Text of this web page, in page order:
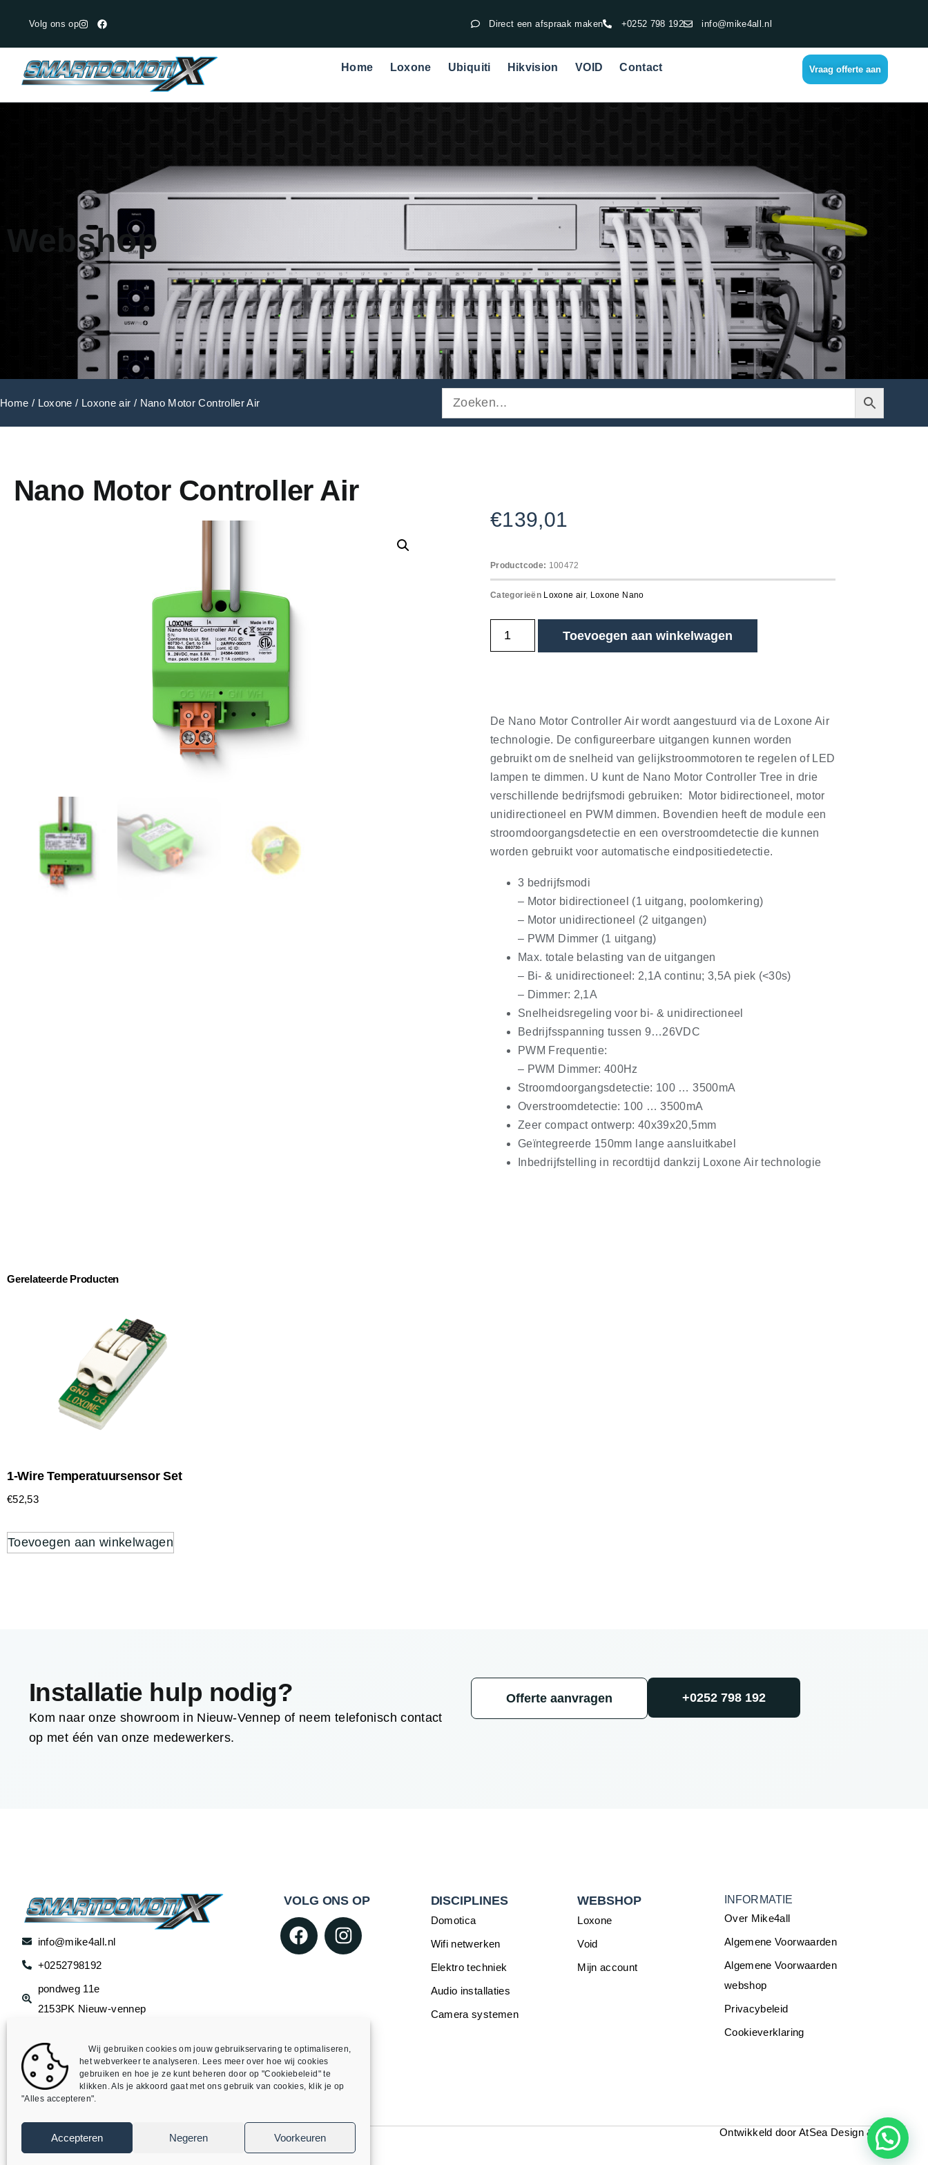
Wij gebruiken cookies om jouw gebruikservaring te optimaliseren,
het webverkeer te analyseren. Lees meer over hoe wij cookies
gebruiken en hoe je ze kunt beheren door op "Cookiebeleid" te
klikken. Als je akkoord gaat met ons gebruik van cookies, klik je op
"Alles accepteren".
Accepteren Negeren Voorkeuren
Volg ons op Direct een afspraak maken +0252 798 192 info@mike4all.nl
Home Loxone Ubiquiti Hikvision VOID Contact Vraag offerte aan
Webshop
Home / Loxone / Loxone air / Nano Motor Controller Air
Nano Motor Controller Air
€139,01
Productcode: 100472
Categorieën Loxone air, Loxone Nano
Toevoegen aan winkelwagen
De Nano Motor Controller Air wordt aangestuurd via de Loxone Air
technologie. De configureerbare uitgangen kunnen worden
gebruikt om de snelheid van gelijkstroommotoren te regelen of LED
lampen te dimmen. U kunt de Nano Motor Controller Tree in drie
verschillende bedrijfsmodi gebruiken: Motor bidirectioneel, motor
unidirectioneel en PWM dimmen. Bovendien heeft de module een
stroomdoorgangsdetectie en een overstroomdetectie die kunnen
worden gebruikt voor automatische eindpositiedetectie.
3 bedrijfsmodi
– Motor bidirectioneel (1 uitgang, poolomkering)
– Motor unidirectioneel (2 uitgangen)
– PWM Dimmer (1 uitgang)
Max. totale belasting van de uitgangen
– Bi- & unidirectioneel: 2,1A continu; 3,5A piek (<30s)
– Dimmer: 2,1A
Snelheidsregeling voor bi- & unidirectioneel
Bedrijfsspanning tussen 9…26VDC
PWM Frequentie:
– PWM Dimmer: 400Hz
Stroomdoorgangsdetectie: 100 … 3500mA
Overstroomdetectie: 100 … 3500mA
Zeer compact ontwerp: 40x39x20,5mm
Geïntegreerde 150mm lange aansluitkabel
Inbedrijfstelling in recordtijd dankzij Loxone Air technologie
Gerelateerde Producten
1-Wire Temperatuursensor Set
€52,53
Toevoegen aan winkelwagen
Installatie hulp nodig?
Kom naar onze showroom in Nieuw-Vennep of neem telefonisch contact
op met één van onze medewerkers.
Offerte aanvragen +0252 798 192
info@mike4all.nl
+0252798192
pondweg 11e
2153PK Nieuw-vennep
VOLG ONS OP DISCIPLINES
Domotica
Wifi netwerken
Elektro techniek
Audio installaties
Camera systemen
WEBSHOP
Loxone
Void
Mijn account
INFORMATIE
Over Mike4all
Algemene Voorwaarden
Algemene Voorwaarden
webshop
Privacybeleid
Cookieverklaring
SmartDomotix / Mike4all– Alle rechten voorbehouden Ontwikkeld door AtSea Design & Media